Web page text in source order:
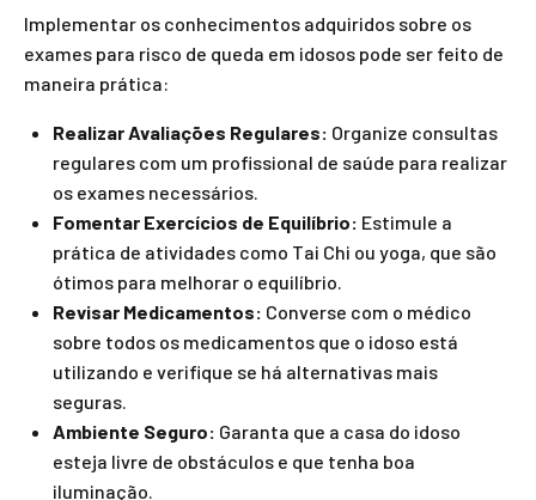
Implementar os conhecimentos adquiridos sobre os
exames para risco de queda em idosos pode ser feito de
maneira prática:
Realizar Avaliações Regulares: Organize consultas
regulares com um profissional de saúde para realizar
os exames necessários.
Fomentar Exercícios de Equilíbrio: Estimule a
prática de atividades como Tai Chi ou yoga, que são
ótimos para melhorar o equilíbrio.
Revisar Medicamentos: Converse com o médico
sobre todos os medicamentos que o idoso está
utilizando e verifique se há alternativas mais
seguras.
Ambiente Seguro: Garanta que a casa do idoso
esteja livre de obstáculos e que tenha boa
iluminação.